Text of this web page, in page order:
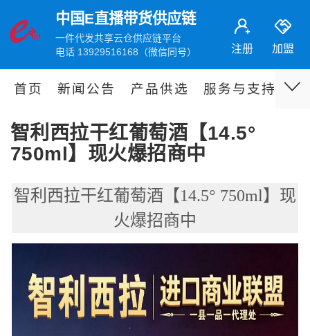
中国E直播带货供应链
一件代发共享云仓供应链平台
电话 13929516168（微信同号）
注册 加盟
首页 新闻公告 产品供选 服务与支持 伙
智利西拉干红葡萄酒【14.5°
750ml】现火爆招商中
智利西拉干红葡萄酒【14.5° 750ml】现
火爆招商中